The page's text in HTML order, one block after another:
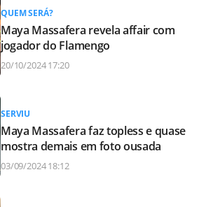
QUEM SERÁ?
Maya Massafera revela affair com
jogador do Flamengo
20/10/2024 17:20
SERVIU
Maya Massafera faz topless e quase
mostra demais em foto ousada
03/09/2024 18:12